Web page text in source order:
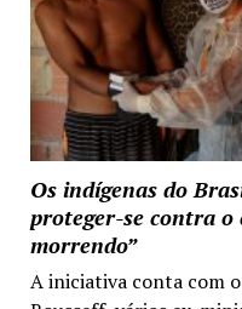
Os indígenas do
proteger-se contra o
morrendo”
A iniciativa conta com